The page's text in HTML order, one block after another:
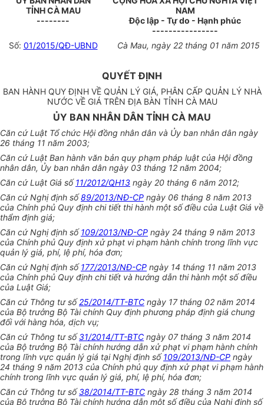
TỈNH CÀ MAU
--------
NAM
Độc lập - Tự do - Hạnh phúc
----------------
Số: 01/2015/QĐ-UBND Cà Mau, ngày 22 tháng 01 năm 2015
QUYẾT ĐỊNH
BAN HÀNH QUY ĐỊNH VỀ QUẢN LÝ GIÁ, PHÂN CẤP QUẢN LÝ NHÀ
NƯỚC VỀ GIÁ TRÊN ĐỊA BÀN TỈNH CÀ MAU
ỦY BAN NHÂN DÂN TỈNH CÀ MAU
Căn cứ Luật Tổ chức Hội đồng nhân dân và Ủy ban nhân dân ngày
26 tháng 11 năm 2003;
Căn cứ Luật Ban hành văn bản quy phạm pháp luật của Hội đồng
nhân dân, Ủy ban nhân dân ngày 03 tháng 12 năm 2004;
Căn cứ Luật Giá số11/2012/QH13 ngày 20 tháng 6 năm 2012;
Căn cứ Nghị định số89/2013/NĐ-CP ngày 06 tháng 8 năm 2013
của Chính phủ Quy định chi tiết thi hành một số điều của Luật Giá về
thẩm định giá;
Căn cứ Nghị định số109/2013/NĐ-CP ngày 24 tháng 9 năm 2013
của Chính phủ Quy định xử phạt vi phạm hành chính trong lĩnh vực
quản lý giá, phí, lệ phí, hóa đơn;
Căn cứ Nghị định số177/2013/NĐ-CP ngày 14 tháng 11 năm 2013
của Chính phủ Quy định chi tiết và hướng dẫn thi hành một số điều
của Luật Giá;
Căn cứ Thông tư số25/2014/TT-BTC ngày 17 tháng 02 năm 2014
của Bộ trưởng Bộ Tài chính Quy định phương pháp định giá chung
đối với hàng hóa, dịch vụ;
Căn cứ Thông tư số31/2014/TT-BTC ngày 07 tháng 3 năm 2014
của Bộ trưởng Bộ Tài chính hướng dẫn xử phạt vi phạm hành chính
trong lĩnh vực quản lý giá tại Nghị định số109/2013/NĐ-CP ngày
24 tháng 9 năm 2013 của Chính phủ quy định xử phạt vi phạm hành
chính trong lĩnh vực quản lý giá, phí, lệ phí, hóa đơn;
Căn cứ Thông tư số38/2014/TT-BTC ngày 28 tháng 3 năm 2014
của Bộ trưởng Bộ Tài chính hướng dẫn một số điều của Nghị định số